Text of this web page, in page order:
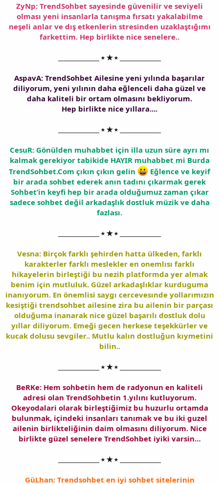
ZyNp: TrendSohbet sayesinde güvenilir ve seviyeli
olması yeni insanlarla tanışma fırsatı yakalabilme
neşeli anlar ve dış etkenlerin stresinden uzaklaştığımı
farkettim. Hep birlikte nice senelere..
______________ ⭑ ★ ⭑ ______________
AspavA: TrendSohbet Ailesine yeni yılında başarılar
diliyorum, yeni yılının daha eğlenceli daha güzel ve
daha kaliteli bir ortam olmasını bekliyorum.
Hep birlikte nice yıllara....
______________ ⭑ ★ ⭑ ______________
CesuR: Gönülden muhabbet için illa uzun süre ayrı mı
kalmak gerekiyor tabikide HAYIR muhabbet mi Burda
TrendSohbet.Com çıkın çıkın gelin
Eğlence ve keyif
bir arada sohbet ederek anın tadını çıkarmak gerek
Sohbet’in keyfi hep bir arada olduğumuz zaman çıkar
sadece sohbet değil arkadaşlık dostluk müzik ve daha
fazlası.
______________ ⭑ ★ ⭑ ______________
Vesna: Birçok farklı şehirden hatta ülkeden, farklı
karakterler farklı meslekler en onemlısı farklı
hikayelerin birleştiği bu nezih platformda yer almak
benim için mutluluk. Güzel arkadaşlıklar kurduguma
inanıyorum. En önemlisi saygı cercevesınde yollarımızın
kesiştiği trendsohbet ailesine zira bu ailenin bir parçası
olduğuma inanarak nice güzel başarılı dostluk dolu
yıllar diliyorum. Emeği gecen herkese teşekkürler ve
kucak dolusu sevgiler.. Mutlu kalın dostluğun kıymetini
bilin..
______________ ⭑ ★ ⭑ ______________
BeRKe: Hem sohbetin hem de radyonun en kaliteli
adresi olan TrendSohbetin 1.yılını kutluyorum.
Okeyodalari olarak birleştiğimiz bu huzurlu ortamda
bulunmak, içindeki insanları tanımak ve bu iki guzel
ailenin birlikteliğinin daim olmasını diliyorum. Nice
birlikte güzel senelere TrendSohbet iyiki varsin…
______________ ⭑ ★ ⭑ ______________
GüLhan: Trendsohbet en iyi sohbet sitelerinin